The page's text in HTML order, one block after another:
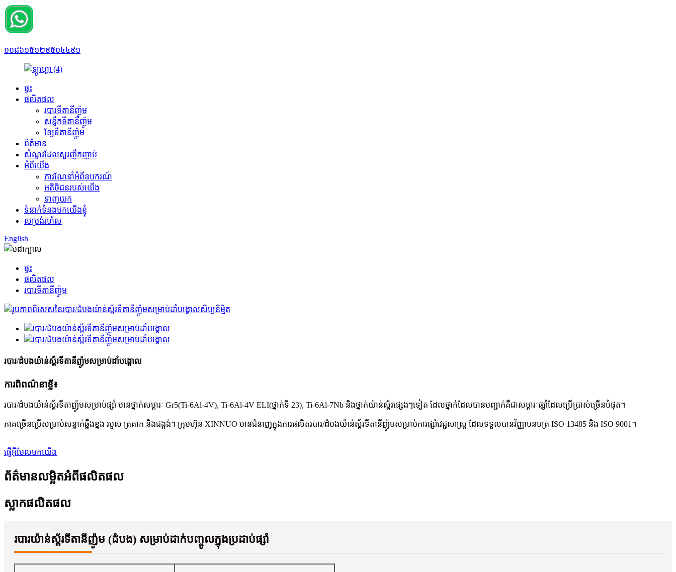
០០៨៦១៥១២៩៥០៤៤៩១
ផ្ទះ
ផលិតផល
របារទីតានីញ៉ូម
សន្លឹកទីតានីញ៉ូម
ខ្សែទីតានីញ៉ូម
ព័ត៌មាន
សំណួរដែលសួរញឹកញាប់
អំពីយើង
ការណែនាំអំពីឧបករណ៍
អតិថិជនរបស់យើង
ទាញយក
ទំនាក់ទំនងមកយើងខ្ញុំ
សម្រង់រហ័ស
English
ផ្ទះ
ផលិតផល
របារទីតានីញ៉ូម
របារ/ដំបងយ៉ាន់ស្ព័រទីតានីញ៉ូមសម្រាប់ដាំបង្គោល
ការពិពណ៌នាខ្លី៖
របារ/ដំបងយ៉ាន់ស្ព័រទីតាញ៉ូមសម្រាប់ផ្សាំ មានថ្នាក់សម្ភារៈ Gr5(Ti-6Al-4V), Ti-6Al-4V ELI(ថ្នាក់ទី 23), Ti-6Al-7Nb និងថ្នាក់យ៉ាន់ស្ព័រផ្សេងៗទៀត ដែលថ្នាក់ដែលបានបញ្ជាក់គឺជាសម្ភារៈផ្សាំដែលប្រើប្រាស់ច្រើនបំផុត។
ភាគច្រើនប្រើសម្រាប់សន្លាក់ឆ្អឹងខ្នង របួស ត្រគាក និងជង្គង់។ ក្រុមហ៊ុន XINNUO មានជំនាញក្នុងការផលិតរបារ/ដំបងយ៉ាន់ស្ព័រទីតានីញ៉ូមសម្រាប់ការផ្សាំវេជ្ជសាស្ត្រ ដែលទទួលបានវិញ្ញាបនបត្រ ISO 13485 និង ISO 9001។
ផ្ញើអ៊ីមែលមកយើង
ព័ត៌មានលម្អិតអំពីផលិតផល
ស្លាកផលិតផល
របារយ៉ាន់ស្ព័រទីតានីញ៉ូម (ដំបង) សម្រាប់ដាក់បញ្ចូលក្នុងប្រដាប់ផ្សាំ